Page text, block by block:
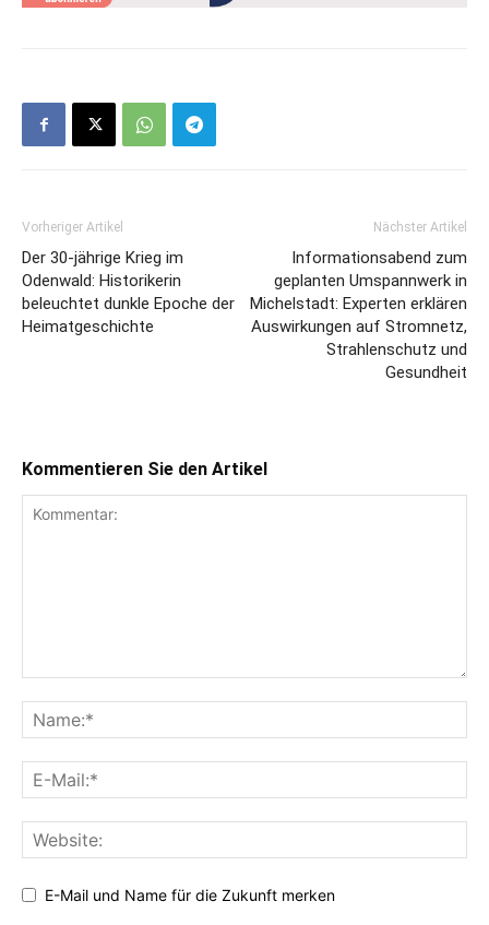
Vorheriger Artikel
Der 30-jährige Krieg im
Odenwald: Historikerin
beleuchtet dunkle Epoche der
Heimatgeschichte
Nächster Artikel
Informationsabend zum
geplanten Umspannwerk in
Michelstadt: Experten erklären
Auswirkungen auf Stromnetz,
Strahlenschutz und
Gesundheit
Kommentieren Sie den Artikel
E-Mail und Name für die Zukunft merken